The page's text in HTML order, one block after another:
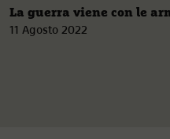
La guerra viene con le
11 Agosto 2022